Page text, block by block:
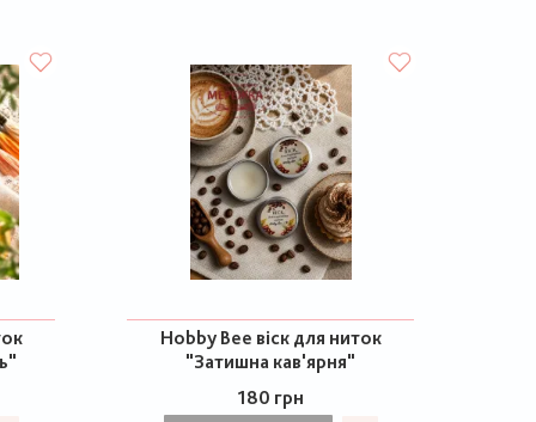
Hobby Bee віск для ниток
"Затишна кав'ярня"
180 грн